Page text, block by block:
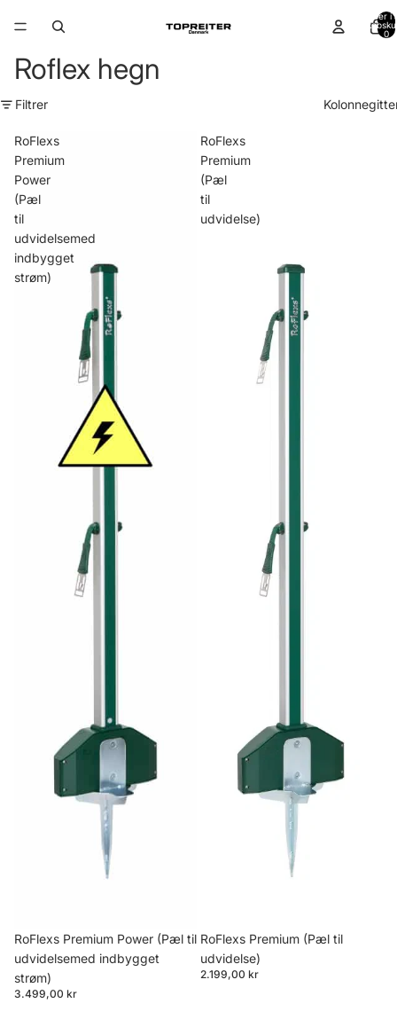
Varer i
0
Roflex hegn
Filtrer
RoFlexs
Premium
Power
(Pæl
til
udvidelsemed
indbygget
strøm)
RoFlexs Premium Power (Pæl til
udvidelsemed indbygget
strøm)
3.499,00 kr
RoFlexs
Premium
(Pæl
til
udvidelse)
RoFlexs Premium (Pæl til
udvidelse)
2.199,00 kr